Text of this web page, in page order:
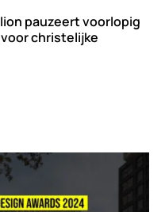
pauzeert voorlopig
voor christelijke